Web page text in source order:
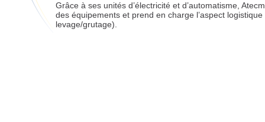
Grâce à ses unités d’électricité et d’automatisme,
des équipements et prend en charge l’aspect
levage/grutage).